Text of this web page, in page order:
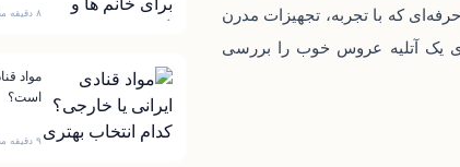
حرفه‌ای که با تجربه، تجهیزات مدرن
یک آتلیه عروس خوب را بررسی
۸ دقیقه مطالعه
مواد
است؟
۹ دقیقه مطالعه